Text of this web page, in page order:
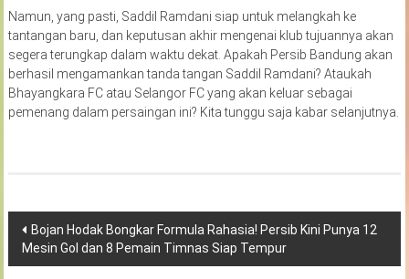
Namun, yang pasti, Saddil Ramdani siap untuk melangkah ke
tantangan baru, dan keputusan akhir mengenai klub tujuannya akan
segera terungkap dalam waktu dekat. Apakah Persib Bandung akan
berhasil mengamankan tanda tangan Saddil Ramdani? Ataukah
Bhayangkara FC atau Selangor FC yang akan keluar sebagai
pemenang dalam persaingan ini? Kita tunggu saja kabar selanjutnya.
Navigasi
pos
Bojan Hodak Bongkar Formula Rahasia! Persib Kini Punya 12
Mesin Gol dan 8 Pemain Timnas Siap Tempur